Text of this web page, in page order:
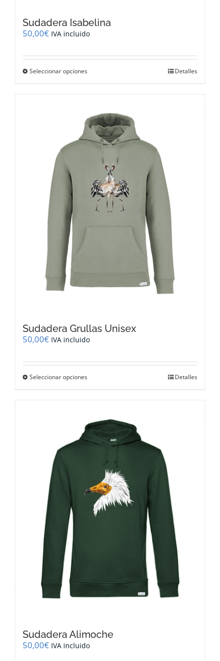
Sudadera Isabelina
50,00€ IVA incluido
Seleccionar opciones
variantes.
Las
opciones
se
pueden
elegir
página
de
producto
Detalles
Sudadera Grullas Unisex
50,00€ IVA incluido
Seleccionar opciones
variantes.
Las
opciones
se
elegir
la
página
de
producto
Detalles
Sudadera Alimoche
50,00€ IVA incluido